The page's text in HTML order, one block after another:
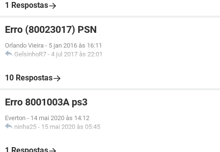
1 Respostas
Erro (80023017) PSN
Orlando Vieira - 5 jan 2016 às 16:11
GelsinhoR7 - 4 jul 2017 às 22:01
10 Respostas
Erro 8001003A ps3
Everton - 14 mai 2020 às 14:12
ninha25 - 15 mai 2020 às 05:45